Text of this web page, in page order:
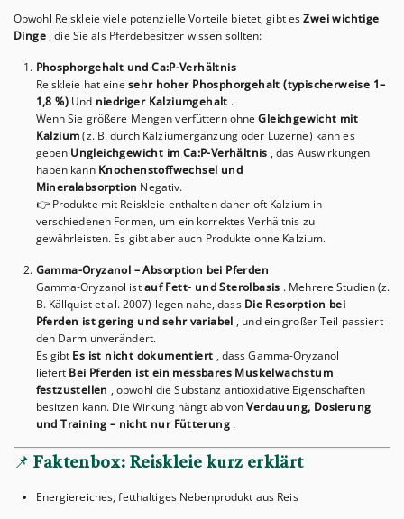
Obwohl Reiskleie viele potenzielle Vorteile bietet, gibt esZwei wichtige
Dinge , die Sie als Pferdebesitzer wissen sollten:
Phosphorgehalt und Ca:P-Verhältnis
Reiskleie hat eine sehr hoher Phosphorgehalt (typischerweise 1–
1,8 %) Und niedriger Kalziumgehalt .
Wenn Sie größere Mengen verfüttern ohne Gleichgewicht mit
Kalzium (z. B. durch Kalziumergänzung oder Luzerne) kann es
geben Ungleichgewicht im Ca:P-Verhältnis , das Auswirkungen
haben kann Knochenstoffwechsel und
Mineralabsorption Negativ.
👉 Produkte mit Reiskleie enthalten daher oft Kalzium in
verschiedenen Formen, um ein korrektes Verhältnis zu
gewährleisten. Es gibt aber auch Produkte ohne Kalzium.
Gamma-Oryzanol – Absorption bei Pferden
Gamma-Oryzanol istauf Fett- und Sterolbasis . Mehrere Studien (z.
B. Källquist et al. 2007) legen nahe, dass Die Resorption bei
Pferden ist gering und sehr variabel , und ein großer Teil passiert
den Darm unverändert.
Es gibt Es ist nicht dokumentiert , dass Gamma-Oryzanol
liefert Bei Pferden ist ein messbares Muskelwachstum
festzustellen , obwohl die Substanz antioxidative Eigenschaften
besitzen kann. Die Wirkung hängt ab von Verdauung, Dosierung
und Training – nicht nur Fütterung .
📌 Faktenbox: Reiskleie kurz erklärt
Energiereiches, fetthaltiges Nebenprodukt aus Reis